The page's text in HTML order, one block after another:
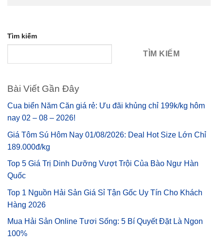
Tìm kiếm
TÌM KIẾM
Bài Viết Gần Đây
Cua biển Năm Căn giá rẻ: Ưu đãi khủng chỉ 199k/kg hôm
nay 02 – 08 – 2026!
Giá Tôm Sú Hôm Nay 01/08/2026: Deal Hot Size Lớn Chỉ
189.000đ/kg
Top 5 Giá Trị Dinh Dưỡng Vượt Trội Của Bào Ngư Hàn
Quốc
Top 1 Nguồn Hải Sản Giá Sỉ Tận Gốc Uy Tín Cho Khách
Hàng 2026
Mua Hải Sản Online Tươi Sống: 5 Bí Quyết Đặt Là Ngon
100%